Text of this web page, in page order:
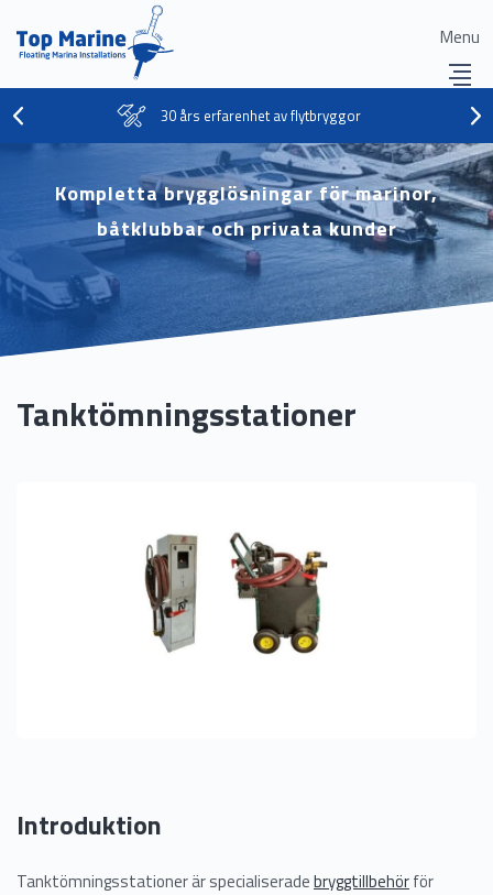
Menu
30 års erfarenhet av flytbryggor
Kompletta brygglösningar för marinor,
båtklubbar och privata kunder
Tanktömningsstationer
Introduktion
Tanktömningsstationer är specialiseradebryggtillbehörför